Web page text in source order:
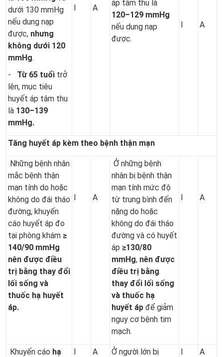
dưới 130 mmHg
nếu dung nạp
được, nhưng
không dưới 120
mmHg.
- Từ 65 tuổi trở
lên, mục tiêu
huyết áp tâm thu
là 130–139
mmHg.
I A
áp tâm thu là
120–129 mmHg
nếu dung nạp
được.
I A
Tăng huyết áp kèm theo bệnh thận mạn
Những bệnh nhân
mắc bệnh thận
mạn tính do hoặc
không do đái tháo
đường, khuyến
cáo huyết áp đo
tại phòng khám ≥
140/90 mmHg
nên được điều
trị bằng thay đổi
lối sống và
thuốc hạ huyết
áp.
I A
Ở những bệnh
nhân bị bệnh thận
mạn tính mức độ
từ trung bình đến
nặng do hoặc
không do đái tháo
đường và có huyết
áp ≥130/80
mmHg, nên được
điều trị bằng
thay đổi lối sống
và thuốc hạ
huyết áp để giảm
nguy cơ bệnh tim
mạch.
I A
Khuyến cáo hạ
I A
Ở người lớn bị
I A